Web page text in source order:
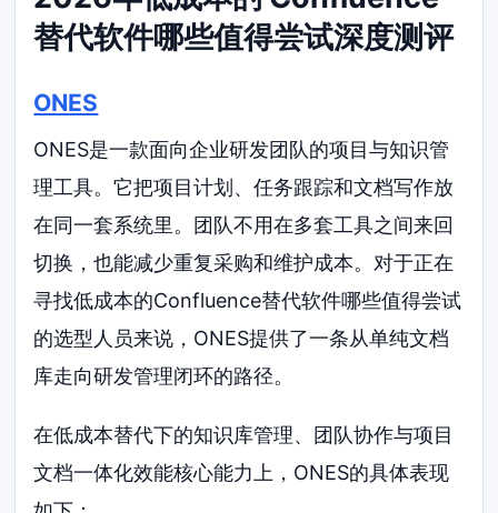
替代软件哪些值得尝试深度测评
ONES
ONES是一款面向企业研发团队的项目与知识管
理工具。它把项目计划、任务跟踪和文档写作放
在同一套系统里。团队不用在多套工具之间来回
切换，也能减少重复采购和维护成本。对于正在
寻找低成本的Confluence替代软件哪些值得尝试
的选型人员来说，ONES提供了一条从单纯文档
库走向研发管理闭环的路径。
在低成本替代下的知识库管理、团队协作与项目
文档一体化效能核心能力上，ONES的具体表现